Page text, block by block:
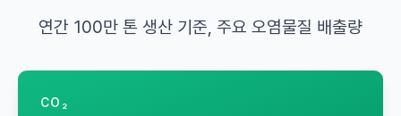
연간 100만 톤 생산 기준, 주요 오염물질 배출량
CO₂